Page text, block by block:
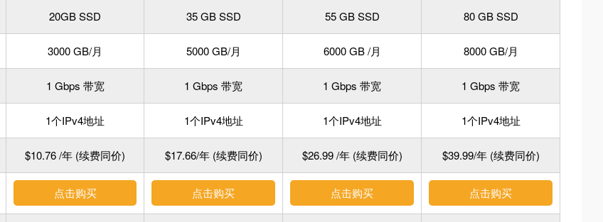
20GB SSD 35 GB SSD 55 GB SSD 80 GB SSD
3000 GB/月 5000 GB/月 6000 GB /月 8000 GB/月
1 Gbps 带宽 1 Gbps 带宽 1 Gbps 带宽 1 Gbps 带宽
1个IPv4地址 1个IPv4地址 1个IPv4地址 1个IPv4地址
$10.76 /年 (续费同价) $17.66/年 (续费同价) $26.99 /年 (续费同价) $39.99/年 (续费同价)
点击购买 点击购买 点击购买 点击购买